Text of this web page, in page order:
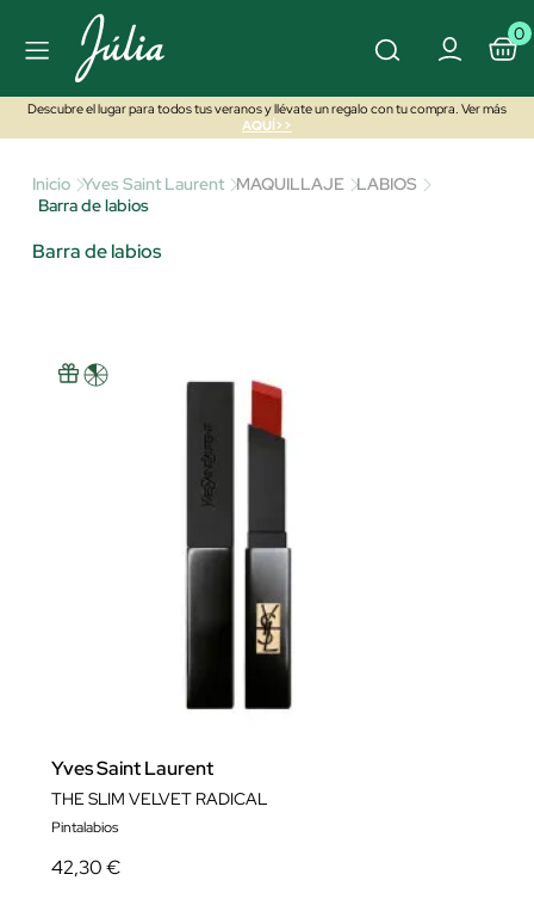
0
Descubre el lugar para todos tus veranos y llévate un regalo con tu compra. Ver más
AQUÍ>>
Inicio Yves Saint Laurent MAQUILLAJE LABIOS
Barra de labios
Barra de labios
Yves Saint Laurent
THE SLIM VELVET RADICAL
Pintalabios
42,30 €